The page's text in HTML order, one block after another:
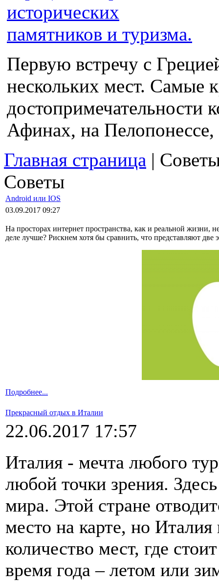
Первую встречу с
нескольких мест. Самые
достопримечательности
Афинах, на
Главная страница |
Советы
Android или IOS
03.09.2017 09:27
На просторах интернет пространства, как и реальной
деле лучше? Рискнем хотя бы сравнить, что представляют
Подробнее...
Прекрасный отдых в Италии
22.06.2017 17:57
Италия - мечта любого
любой точки зрения.
мира. Этой стране
место на карте, но
количество мест, где
время года – летом или